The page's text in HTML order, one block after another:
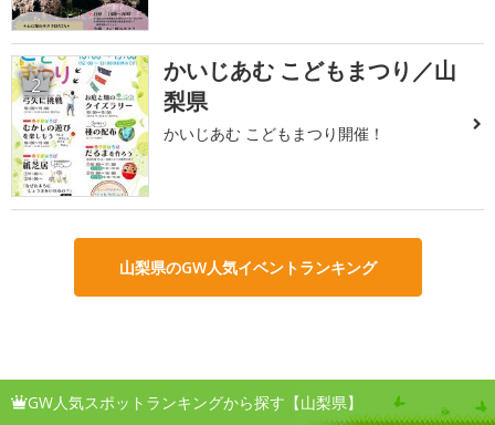
2
かいじあむ こどもまつり／山
梨県
かいじあむ こどもまつり開催！
山梨県のGW人気イベントランキング
GW人気スポットランキングから探す【山梨県】